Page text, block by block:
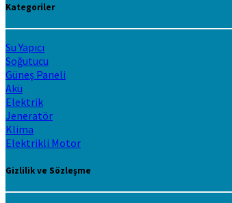
Kategoriler
Su Yapıcı
Soğutucu
Güneş Paneli
Akü
Elektrik
Jeneratör
Klima
Elektrikli Motor
Gizlilik ve Sözleşme